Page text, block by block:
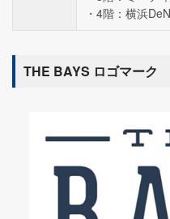
4階：横浜
THE BAYS ロゴマーク